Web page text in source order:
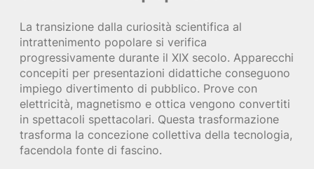
La transizione dalla curiosità scientifica al
intrattenimento popolare si verifica
progressivamente durante il XIX secolo. Apparecchi
concepiti per presentazioni didattiche conseguono
impiego divertimento di pubblico. Prove con
elettricità, magnetismo e ottica vengono convertiti
in spettacoli spettacolari. Questa trasformazione
trasforma la concezione collettiva della tecnologia,
facendola fonte di fascino.